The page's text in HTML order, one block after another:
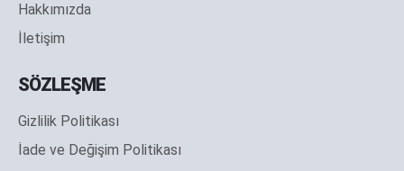
Hakkımızda
İletişim
SÖZLEŞME
Gizlilik Politikası
İade ve Değişim Politikası